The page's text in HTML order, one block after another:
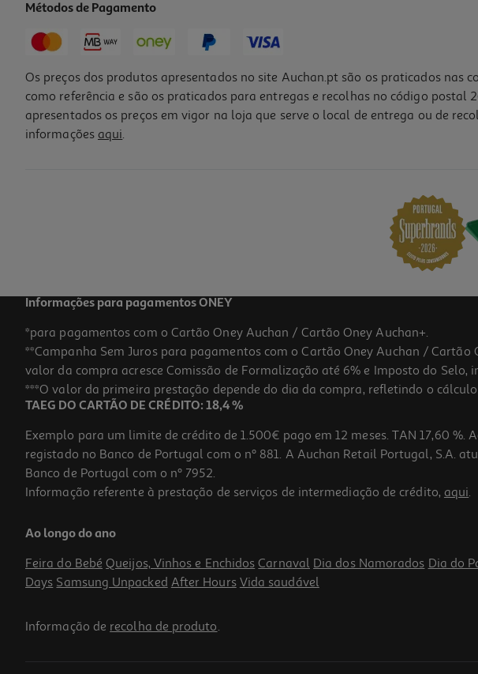
-10%
-10%
5.4 €/un
Price reduced from
6,00 €
5,40 €
Promoção
Métodos de Pagamento
Os preços dos produtos apresentados no site Auchan.pt são os praticados nas
como referência e são os praticados para entregas e recolhas no código
apresentados os preços em vigor na loja que serve o local de entrega ou de
informações aqui.
Informações para pagamentos ONEY
*para pagamentos com o Cartão Oney Auchan / Cartão Oney Auchan+.
**Campanha Sem Juros para pagamentos com o Cartão Oney Auchan /
valor da compra acresce Comissão de Formalização até 6% e Imposto do Selo,
***O valor da primeira prestação depende do dia da compra, refletindo o
TAEG DO CARTÃO DE CRÉDITO: 18,4 %
Exemplo para um limite de crédito de 1.500€ pago em 12 meses. TAN 17,60
registado no Banco de Portugal com o nº 881. A Auchan Retail Portugal, S.A.
Banco de Portugal com o nº 7952.
Informação referente à prestação de serviços de intermediação de crédito, aqui.
Ao longo do ano
Feira do Bebé Queijos, Vinhos e Enchidos Carnaval Dia dos Namorados Dia do
Days Samsung Unpacked After Hours Vida saudável
Informação de recolha de produto.